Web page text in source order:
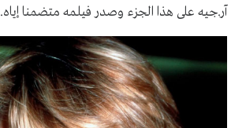
آر.جيه على هذا الجزء وصدر فيلمه متضمنا إياه.